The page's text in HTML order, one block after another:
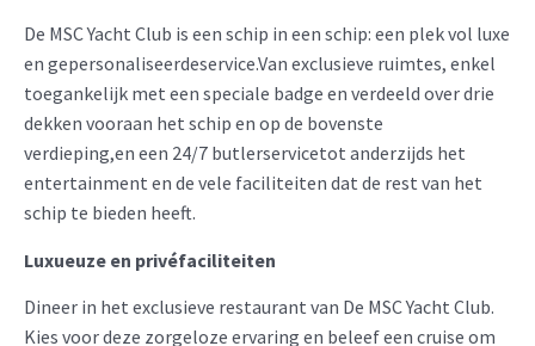
De MSC Yacht Club is een schip in een schip: een plek vol luxe
en gepersonaliseerdeservice.Van exclusieve ruimtes, enkel
toegankelijk met een speciale badge en verdeeld over drie
dekken vooraan het schip en op de bovenste
verdieping,en een 24/7 butlerservicetot anderzijds het
entertainment en de vele faciliteiten dat de rest van het
schip te bieden heeft.
Luxueuze en privéfaciliteiten
Dineer in het exclusieve restaurant van De MSC Yacht Club.
Kies voor deze zorgeloze ervaring en beleef een cruise om